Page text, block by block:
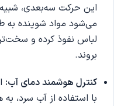
این حرکت سه‌بعدی،
می‌شود مواد شوینده
لباس نفوذ کرده و
بروند.
کنترل هوشمند دمای آب:
با استفاده از آب سرد،